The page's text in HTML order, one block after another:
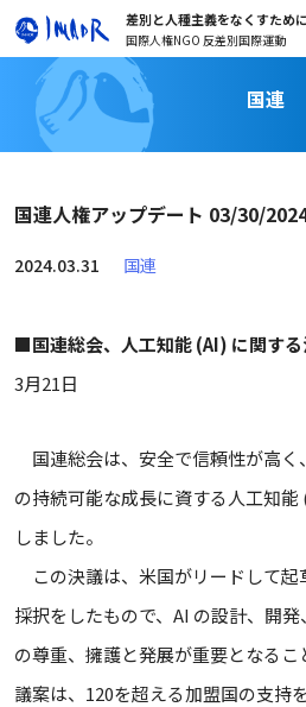
差別と人種主義をなくすために
国際人権NGO 反差別国際運動
国連
国連人権アップデート 03/30/
2024.03.31 国連
■国連総会、人工知能 (AI) に関す
3月21日
国連総会は、安全で信頼性が高く
の持続可能な成長に資する人工知
しました。
この決議は、米国がリードして起
採択をしたもので、AI の設計、開
の尊重、擁護と発展が重要となる
議案は、120を超える加盟国の支持